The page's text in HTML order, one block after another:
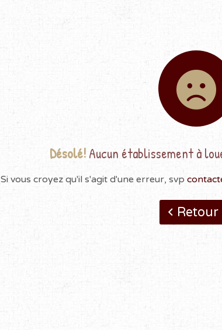
Désolé!Aucun établissement à
Si vous croyez qu'il s'agit d'une erreur, svp
Retour